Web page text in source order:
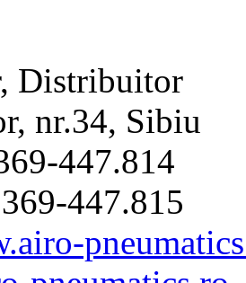
Distribuitor
nr.34, Sibiu
447.814
447.815